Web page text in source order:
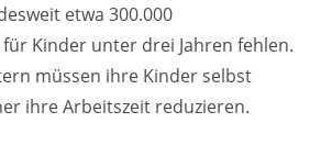
etwa 300.000
Kinder unter drei Jahren fehlen.
müssen ihre Kinder selbst
ihre Arbeitszeit reduzieren.